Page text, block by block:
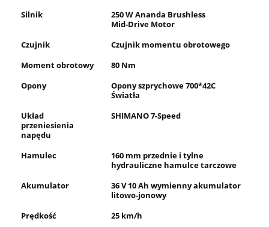
Silnik
250 W Ananda Brushless
Mid-Drive Motor
Czujnik
Czujnik momentu obrotowego
Moment obrotowy
80 Nm
Opony
Opony szprychowe 700*42C
Światła
Układ
przeniesienia
napędu
SHIMANO 7-Speed
Hamulec
160 mm przednie i tylne
hydrauliczne hamulce tarczowe
Akumulator
36 V 10 Ah wymienny akumulator
litowo-jonowy
Prędkość
25 km/h